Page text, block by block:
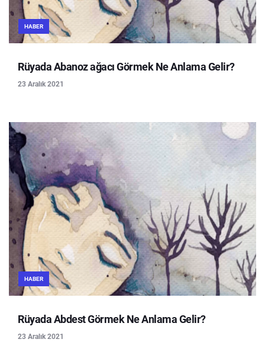
HABER
Rüyada Abanoz ağacı Görmek Ne Anlama Gelir?
23 Aralık 2021
HABER
Rüyada Abdest Görmek Ne Anlama Gelir?
23 Aralık 2021